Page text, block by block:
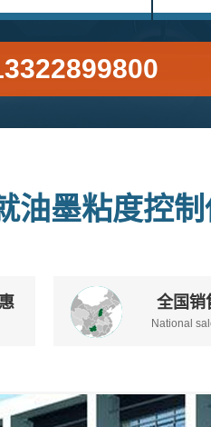
油墨粘度控
全国销
National